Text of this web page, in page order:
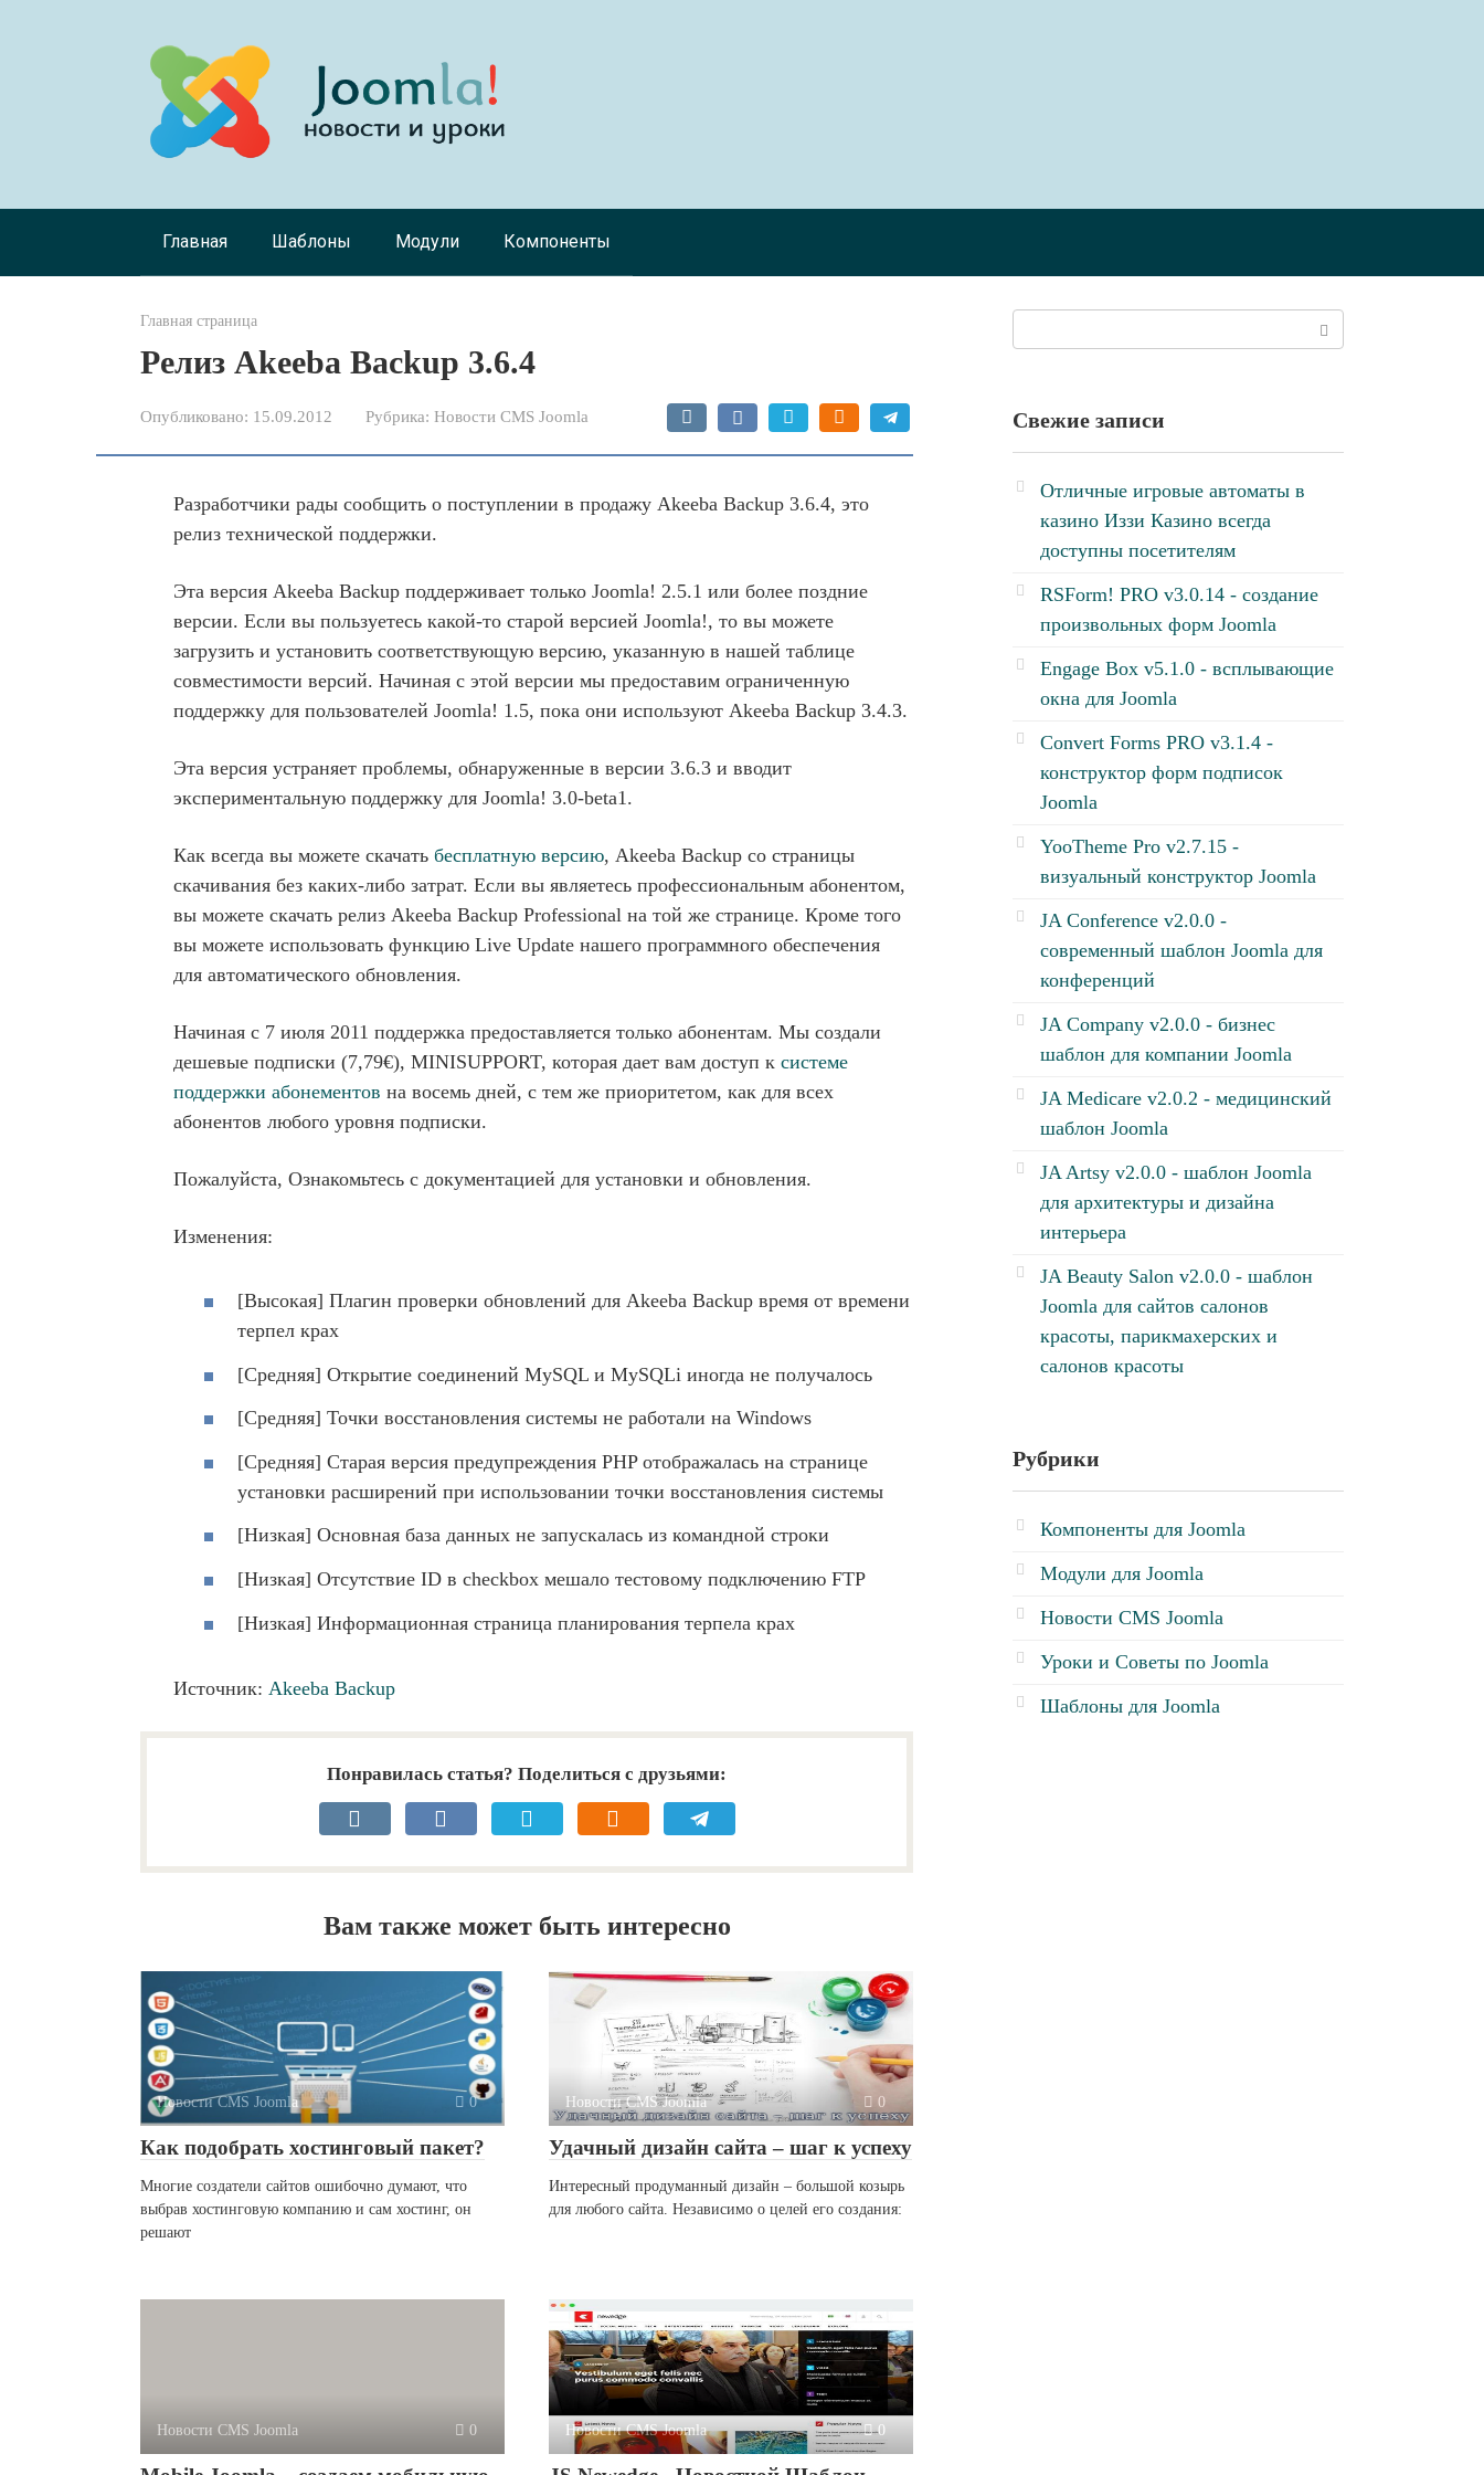
Главная Шаблоны Модули Компоненты
Главная страница
Релиз Akeeba Backup 3.6.4
Опубликовано: 15.09.2012 Рубрика: Новости CMS Joomla
Разработчики рады сообщить о поступлении в продажу Akeeba Backup 3.6.4, это
релиз технической поддержки.
Эта версия Akeeba Backup поддерживает только Joomla! 2.5.1 или более поздние
версии. Если вы пользуетесь какой-то старой версией Joomla!, то вы можете
загрузить и установить соответствующую версию, указанную в нашей таблице
совместимости версий. Начиная с этой версии мы предоставим ограниченную
поддержку для пользователей Joomla! 1.5, пока они используют Akeeba Backup 3.4.3.
Эта версия устраняет проблемы, обнаруженные в версии 3.6.3 и вводит
экспериментальную поддержку для Joomla! 3.0-beta1.
Как всегда вы можете скачать бесплатную версию, Akeeba Backup со страницы
скачивания без каких-либо затрат. Если вы являетесь профессиональным абонентом,
вы можете скачать релиз Akeeba Backup Professional на той же странице. Кроме того
вы можете использовать функцию Live Update нашего программного обеспечения
для автоматического обновления.
Начиная с 7 июля 2011 поддержка предоставляется только абонентам. Мы создали
дешевые подписки (7,79€), MINISUPPORT, которая дает вам доступ к системе
поддержки абонементов на восемь дней, с тем же приоритетом, как для всех
абонентов любого уровня подписки.
Пожалуйста, Ознакомьтесь с документацией для установки и обновления.
Изменения:
[Высокая] Плагин проверки обновлений для Akeeba Backup время от времени
терпел крах
[Средняя] Открытие соединений MySQL и MySQLi иногда не получалось
[Средняя] Точки восстановления системы не работали на Windows
[Средняя] Старая версия предупреждения PHP отображалась на странице
установки расширений при использовании точки восстановления системы
[Низкая] Основная база данных не запускалась из командной строки
[Низкая] Отсутствие ID в checkbox мешало тестовому подключению FTP
[Низкая] Информационная страница планирования терпела крах
Источник: Akeeba Backup
Понравилась статья? Поделиться с друзьями:
Вам также может быть интересно
Новости CMS Joomla 0
Как подобрать хостинговый пакет?
Многие создатели сайтов ошибочно думают, что
выбрав хостинговую компанию и сам хостинг, он
решают
Новости CMS Joomla 0
Удачный дизайн сайта – шаг к успеху
Интересный продуманный дизайн – большой козырь
для любого сайта. Независимо о целей его создания:
Новости CMS Joomla 0 Новости CMS Joomla 0
Свежие записи
Отличные игровые автоматы в
казино Иззи Казино всегда
доступны посетителям
RSForm! PRO v3.0.14 - создание
произвольных форм Joomla
Engage Box v5.1.0 - всплывающие
окна для Joomla
Convert Forms PRO v3.1.4 -
конструктор форм подписок
Joomla
YooTheme Pro v2.7.15 -
визуальный конструктор Joomla
JA Conference v2.0.0 -
современный шаблон Joomla для
конференций
JA Company v2.0.0 - бизнес
шаблон для компании Joomla
JA Medicare v2.0.2 - медицинский
шаблон Joomla
JA Artsy v2.0.0 - шаблон Joomla
для архитектуры и дизайна
интерьера
JA Beauty Salon v2.0.0 - шаблон
Joomla для сайтов салонов
красоты, парикмахерских и
салонов красоты
Рубрики
Компоненты для Joomla
Модули для Joomla
Новости CMS Joomla
Уроки и Советы по Joomla
Шаблоны для Joomla